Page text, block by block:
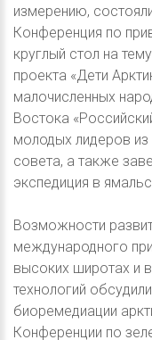
измерению,
Конференция по
круглый стол на
проекта «Дети
малочисленных
Востока
молодых лидеров из
совета, а также
экспедиция в
Возможности
международного
высоких широтах и
технологий
биоремедиации
Конференции по